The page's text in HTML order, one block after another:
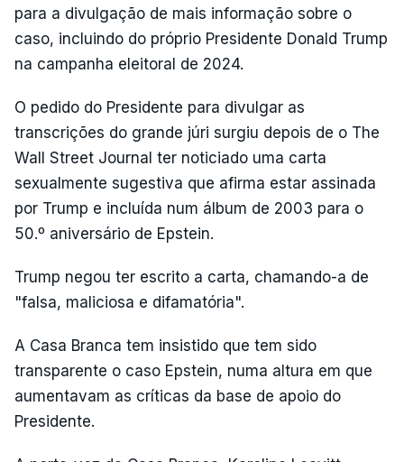
para a divulgação de mais informação sobre o
caso, incluindo do próprio Presidente Donald Trump
na campanha eleitoral de 2024.
O pedido do Presidente para divulgar as
transcrições do grande júri surgiu depois de o The
Wall Street Journal ter noticiado uma carta
sexualmente sugestiva que afirma estar assinada
por Trump e incluída num álbum de 2003 para o
50.º aniversário de Epstein.
Trump negou ter escrito a carta, chamando-a de
"falsa, maliciosa e difamatória".
A Casa Branca tem insistido que tem sido
transparente o caso Epstein, numa altura em que
aumentavam as críticas da base de apoio do
Presidente.